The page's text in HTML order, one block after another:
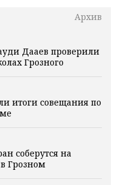
Архив
Дааев проверили
Грозного
итоги совещания по
соберутся на
Грозном